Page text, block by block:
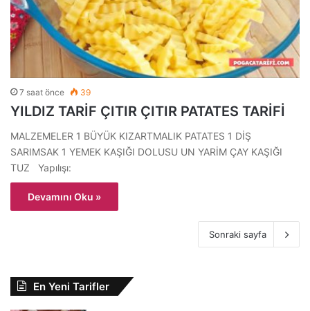
7 saat önce 39
YILDIZ TARİF ÇITIR ÇITIR PATATES TARİFİ
MALZEMELER 1 BÜYÜK KIZARTMALIK PATATES 1 DİŞ
SARIMSAK 1 YEMEK KAŞIĞI DOLUSU UN YARİM ÇAY KAŞIĞI
TUZ Yapılışı:
Devamını Oku »
Sonraki sayfa
En Yeni Tarifler